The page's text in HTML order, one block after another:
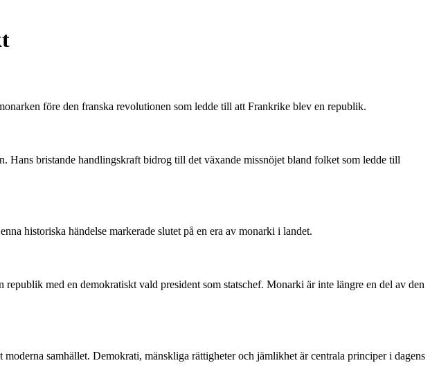
före den franska revolutionen som ledde till att Frankrike blev en republik.
bristande handlingskraft bidrog till det växande missnöjet bland folket som ledde till
historiska händelse markerade slutet på en era av monarki i landet.
med en demokratiskt vald president som statschef. Monarki är inte längre en del av den
samhället. Demokrati, mänskliga rättigheter och jämlikhet är centrala principer i dagens